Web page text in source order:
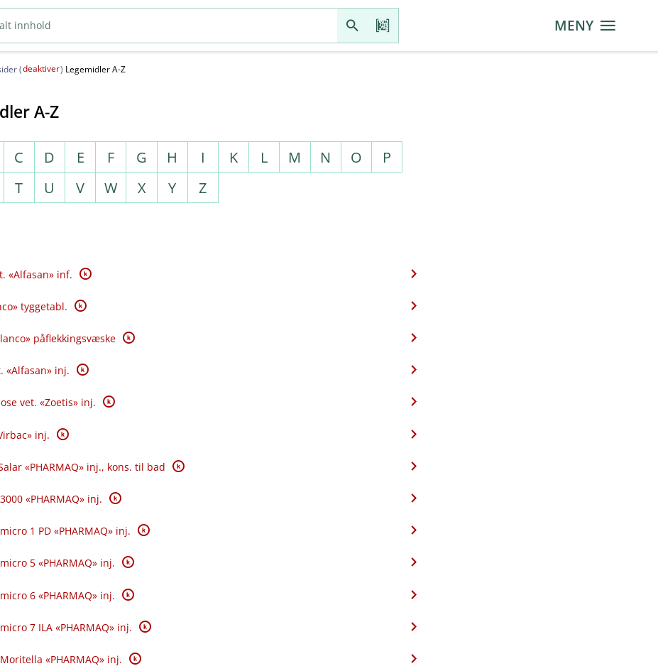
MENY
(deaktiver) Legemidler A-Z
A-Z
C D E F G H I K L M N O
P
T U V W X Y Z
«Alfasan» inf. K
tyggetabl. K
påflekkingsvæske K
«Alfasan» inj. K
vet. «Zoetis» inj. K
inj. K
«PHARMAQ» inj., kons. til bad K
3000 «PHARMAQ» inj. K
micro 1 PD «PHARMAQ» inj. K
micro 5 «PHARMAQ» inj. K
micro 6 «PHARMAQ» inj. K
micro 7 ILA «PHARMAQ» inj. K
Moritella «PHARMAQ» inj. K